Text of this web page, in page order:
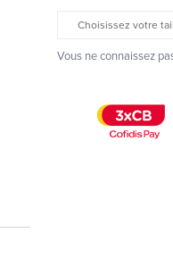
Choisissez votre
Vous ne connaissez